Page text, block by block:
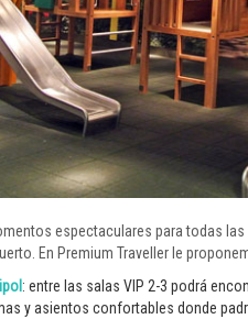
espectaculares para todas
En Premium Traveller le
: entre las salas VIP 2-3 podrá
y asientos confortables donde